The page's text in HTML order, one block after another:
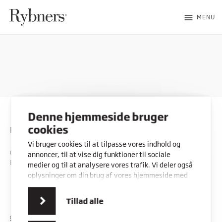
Denne hjemmeside bruger
cookies
Vi bruger cookies til at tilpasse vores indhold og
annoncer, til at vise dig funktioner til sociale
medier og til at analysere vores trafik. Vi deler også
oplysninger om din brug af vores hjemmeside med
vores partnere inden for sociale medier,
annonceringspartnere og analysepartnere. Vores
partnere kan kombinere disse data med andre
oplysninger, du har givet dem, eller som de har
Tillad alle
menu MENU
Rybners
CVR: 45357716
EAN: 5798000553842
COOKIES